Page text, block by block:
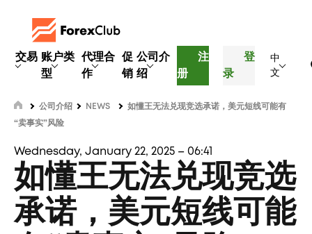
交易 账户类
型
代理合
作
促
销
公司介
绍
注
册
登
录
中
文
公司介绍 NEWS 如懂王无法兑现竞选承诺，美元短线可能有
“卖事实”风险
Wednesday, January 22, 2025 – 06:41
如懂王无法兑现竞选
承诺，美元短线可能